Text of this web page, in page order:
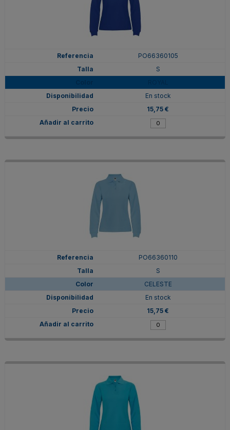
PO66360105
S
En stock
15,75 €
PO66360110
S
CELESTE
En stock
15,75 €